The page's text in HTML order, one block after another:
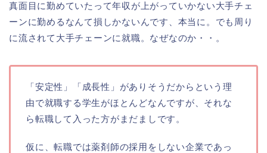
真面目に勤めていたって年収が上がっていかない大手チェ
ーンに勤めるなんて損しかないんです、本当に。でも周り
に流されて大手チェーンに就職。なぜなのか・・。
「安定性」「成長性」がありそうだからという理
由で就職する学生がほとんどなんですが、それな
ら転職して入った方がまだましです。
仮に、転職では薬剤師の採用をしない企業であっ